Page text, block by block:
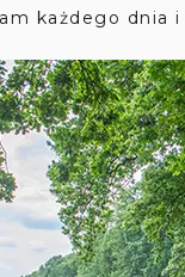
każdego dnia